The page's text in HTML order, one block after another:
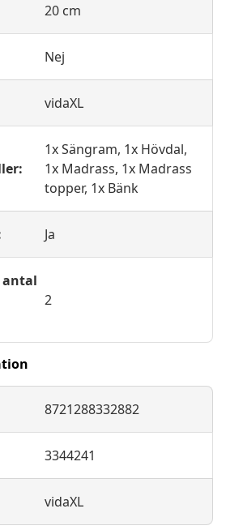
20 cm
Nej
vidaXL
1x Sängram, 1x Hövdal,
1x Madrass, 1x Madrass
topper, 1x Bänk
Ja
antal
2
8721288332882
3344241
vidaXL